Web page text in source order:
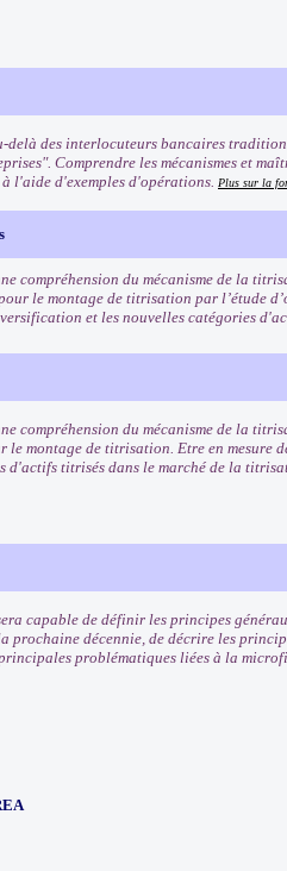
delà des interlocuteurs bancaires
Comprendre les mécanismes et
l'aide d'exemples d'opérations. Plus sur la
compréhension du mécanisme de la
le montage de titrisation par l’étude
et les nouvelles catégories
compréhension du mécanisme de la
montage de titrisation. Etre en mesure
d'actifs titrisés dans le marché de la
capable de définir les principes
prochaine décennie, de décrire les
problématiques liées à la